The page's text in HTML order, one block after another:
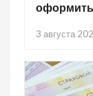
3 августа